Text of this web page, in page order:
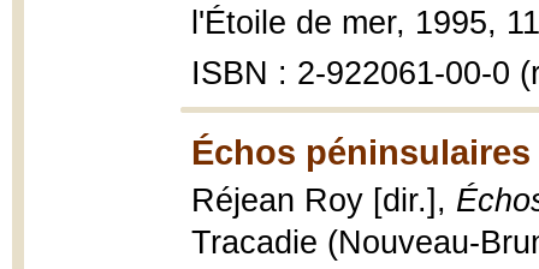
l'Étoile de mer, 1995,
ISBN : 2-922061-00-0
Échos péninsulaires
Réjean Roy [dir.],
Tracadie (Nouveau-